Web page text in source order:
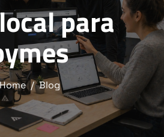
para
Blog